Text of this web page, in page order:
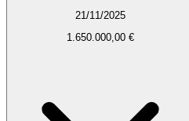
21/11/2025
1.650.000,00 €